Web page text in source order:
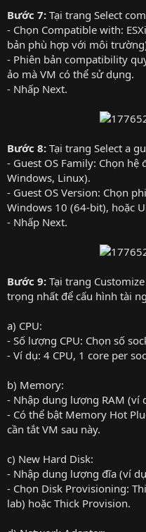
Bước 7: Tại trang Select
- Chọn Compatible with:
bản phù hợp với môi
- Phiên bản compatibility
ảo mà VM có thể sử dụng.
- Nhấp Next.
Bước 8: Tại trang Select a
- Guest OS Family: Chọn
Windows, Linux).
- Guest OS Version: Chọn
Windows 10 (64-bit), hoặc
- Nhấp Next.
Bước 9: Tại trang
trọng nhất để cấu hình tài
a) CPU:
- Số lượng CPU: Chọn số
- Ví dụ: 4 CPU, 1 core per
b) Memory:
- Nhập dung lượng RAM (ví
- Có thể bật Memory Hot
cần tắt VM sau này.
c) New Hard Disk:
- Nhập dung lượng đĩa (ví
- Chọn Disk Provisioning:
lab) hoặc Thick Provision.